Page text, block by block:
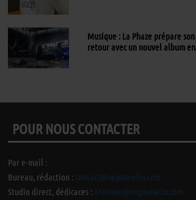
Musique : La Phaze prépare son
retour avec un nouvel album en
POUR NOUS CONTACTER
Par e-mail :
Bureau, rédaction : contact@neptunefm.com
Studio direct, dédicaces : antenne@neptunefm.com